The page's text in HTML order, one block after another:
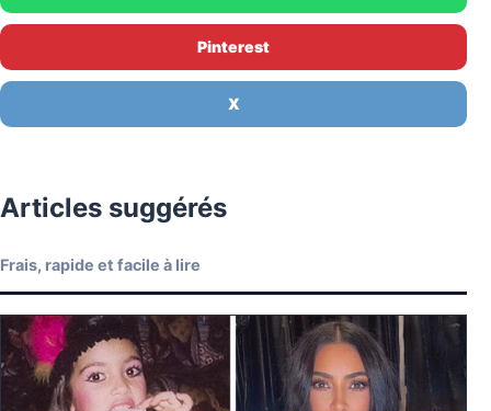
Pinterest
X
Articles suggérés
Frais, rapide et facile à lire